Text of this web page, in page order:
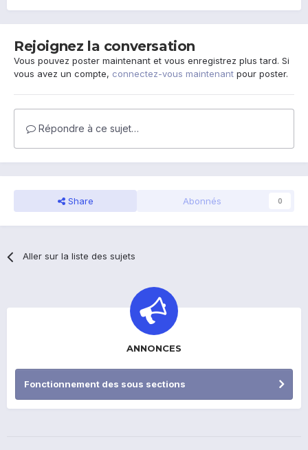
Rejoignez la conversation
Vous pouvez poster maintenant et vous enregistrez plus tard. Si
vous avez un compte, connectez-vous maintenant pour poster.
Répondre à ce sujet…
Share Abonnés 0
Aller sur la liste des sujets
ANNONCES
Fonctionnement des sous sections